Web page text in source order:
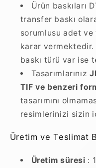
Ürün baskıları
transfer baskı
sorumlusu adet ve
karar
baskı türü var ise
Tasarımlarınız
TIF ve benzeri
tasarımını
resimlerinizi sizin
Üretim ve Teslimat
Üretim süresi :